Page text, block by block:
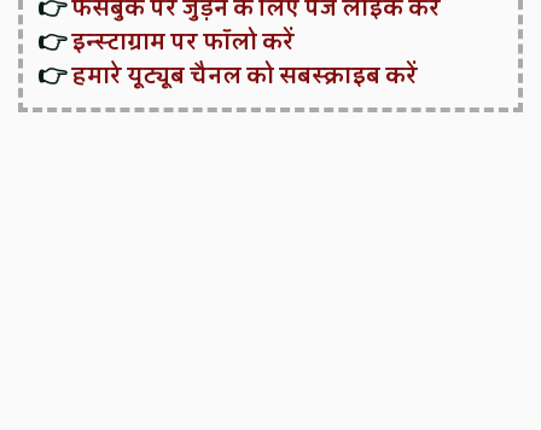
👉फेसबुक पर जुड़ने के लिए पेज लाइक करें
👉इन्स्टाग्राम पर फॉलो करें
👉हमारे यूट्यूब चैनल को सबस्क्राइब करें